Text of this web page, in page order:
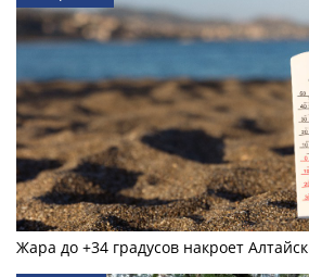
Жара до +34 градусов накроет